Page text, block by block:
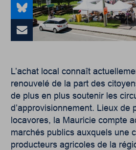
L’achat local connaît
renouvelé de la part des
de plus en plus soutenir les
d’approvisionnement. Lieux de
locavores, la Mauricie compte
marchés publics auxquels une
producteurs agricoles de la